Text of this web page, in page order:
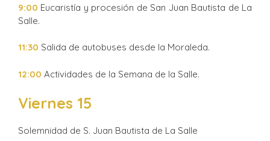
9:00 Eucaristía y procesión de San Juan Bautista de La
Salle.
11:30 Salida de autobuses desde la Moraleda.
12:00 Actividades de la Semana de la Salle.
Viernes 15
Solemnidad de S. Juan Bautista de La Salle